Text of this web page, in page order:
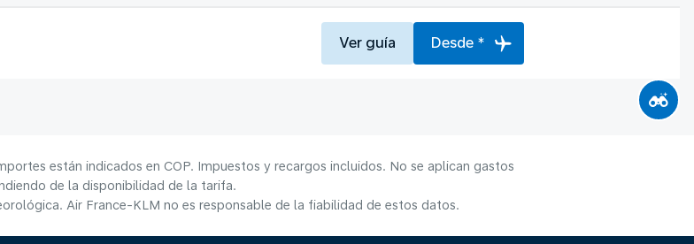
Ver guía Desde *
están indicados en COP. Impuestos y recargos incluidos. No se aplican gastos
de la disponibilidad de la tarifa.
Air France-KLM no es responsable de la fiabilidad de estos datos.